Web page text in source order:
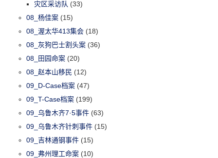
灾区采访队 (33)
08_杨佳案 (15)
08_渥太华413集会 (18)
08_灰狗巴士割头案 (36)
08_田园命案 (20)
08_赵本山移民 (12)
09_D-Case档案 (47)
09_T-Case档案 (199)
09_乌鲁木齐7·5事件 (63)
09_乌鲁木齐针刺事件 (15)
09_吉林通钢事件 (15)
09_弗州理工命案 (10)